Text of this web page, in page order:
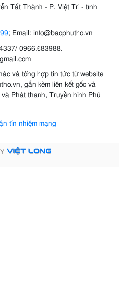
Tất Thành - P. Việt Trì - tỉnh
; Email: info@baophutho.vn
0966.683988.
và tổng hợp tin tức từ website
gắn kèm liên kết gốc và
Phát thanh, Truyền hình Phú